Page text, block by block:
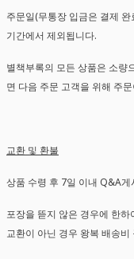
주문일(무통장 입금은 결제
기간에서 제외됩니다.
별책부록의 모든 상품은 소량
면 다음 주문 고객을 위해 주
교환 및 환불
상품 수령 후 7일 이내 Q&A
포장을 뜯지 않은 경우에 한
교환이 아닌 경우 왕복 배송비